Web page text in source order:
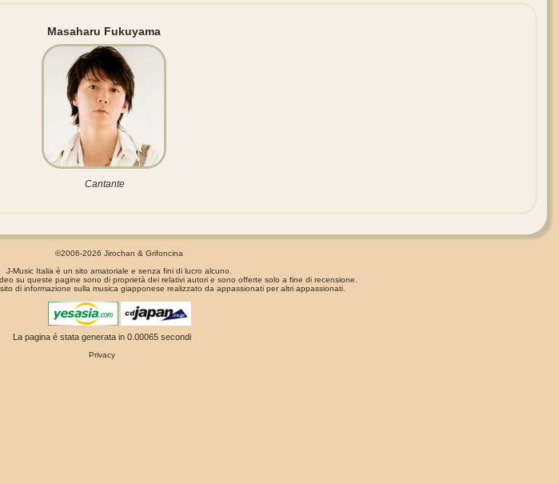
Masaharu Fukuyama
Cantante
©2006-2026 Jirochan & Grifoncina
J-Music Italia è un sito amatoriale e senza fini di lucro alcuno.
su queste pagine sono di proprietà dei relativi autori e sono offerte solo a fine di recensione.
di informazione sulla musica giapponese realizzato da appassionati per altri appassionati.
La pagina é stata generata in 0.00065 secondi
Privacy